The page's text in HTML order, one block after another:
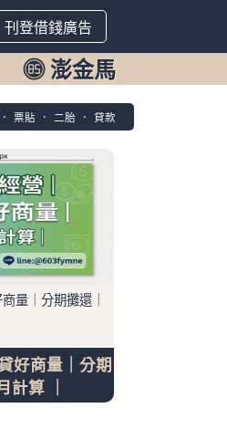
刊登借錢廣告
澎金馬
． 票貼 ． 二胎 ． 貸款
量｜分期攤還｜
好商量｜分期
計算 ｜